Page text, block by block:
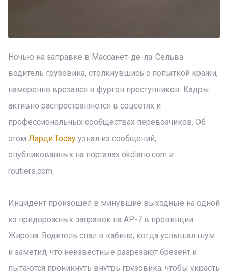
Ночью на заправке в Массанет-де-ла-Сельва
водитель грузовика, столкнувшись с попыткой кражи,
намеренно врезался в фургон преступников. Кадры
активно распространяются в соцсетях и
профессиональных сообществах перевозчиков. Об
этом Ларди.Today узнал из сообщений,
опубликованных на порталах okdiario.com и
routiers.com.
Инцидент произошел в минувшие выходные на одной
из придорожных заправок на AP-7 в провинции
Жирона. Водитель спал в кабине, когда услышал шум
и заметил, что неизвестные разрезают брезент и
пытаются проникнуть внутрь грузовика, чтобы украсть